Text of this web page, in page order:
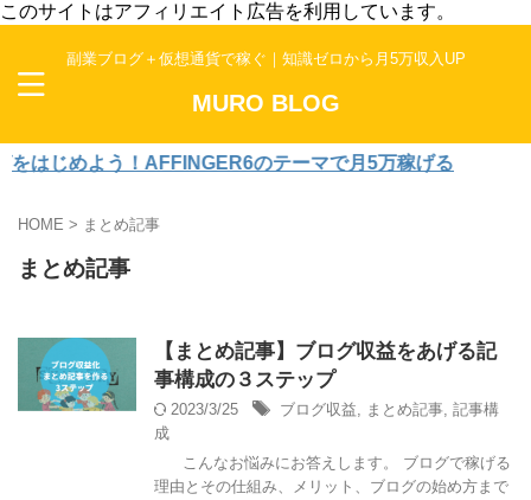
このサイトはアフィリエイト広告を利用しています。
副業ブログ＋仮想通貨で稼ぐ｜知識ゼロから月5万収入UP
MURO BLOG
じめよう！AFFINGER6のテーマで月5万稼げる
HOME > まとめ記事
まとめ記事
【まとめ記事】ブログ収益をあげる記
事構成の３ステップ
2023/3/25 ブログ収益, まとめ記事, 記事構
成
こんなお悩みにお答えします。 ブログで稼げる
理由とその仕組み、メリット、ブログの始め方まで